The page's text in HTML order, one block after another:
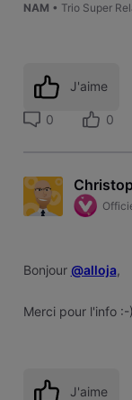
NAM • Trio Super
J'aime
0 0
Bonjour @alloja,
Merci pour l'info :-)
J'aime